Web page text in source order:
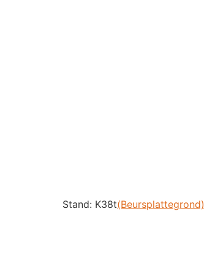
Stand: K38t(Beursplattegrond)